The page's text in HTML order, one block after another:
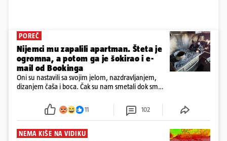
POREČ
Nijemci mu zapalili apartman. Šteta je
ogromna, a potom ga je šokirao i e-
mail od Bookinga
Oni su nastavili sa svojim jelom, nazdravljanjem,
dizanjem čaša i boca. Čak su nam smetali dok smo
požar, rekao je vlasnik
11 102
NEMA KIŠE NA VIDIKU